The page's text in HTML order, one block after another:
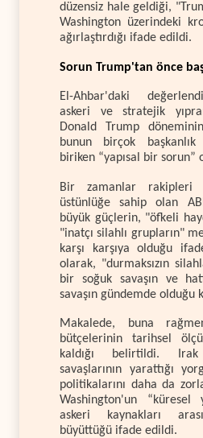
düzensiz hale geldiği,
Washington üzerindeki
ağırlaştırdığı ifade edildi.
Sorun Trump'tan önce
El-Ahbar'daki
askeri ve stratejik
Donald Trump
bunun birçok
biriken “yapısal bir
Bir zamanlar rakipleri
üstünlüğe sahip olan
büyük güçlerin, "öfkeli
"inatçı silahlı grupların"
karşı karşıya olduğu
olarak, "durmaksızın
bir soğuk savaşın ve
savaşın gündemde olduğu
Makalede, buna
bütçelerinin tarihsel
kaldığı belirtildi.
savaşlarının yarattığı
politikalarını daha da
Washington'un “küresel
askeri kaynakları
büyüttüğü ifade edildi.